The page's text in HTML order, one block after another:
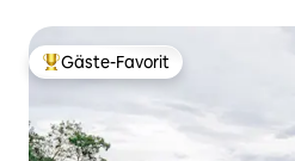
Beliebter Gäste-Favorit.
Gäste-Favorit